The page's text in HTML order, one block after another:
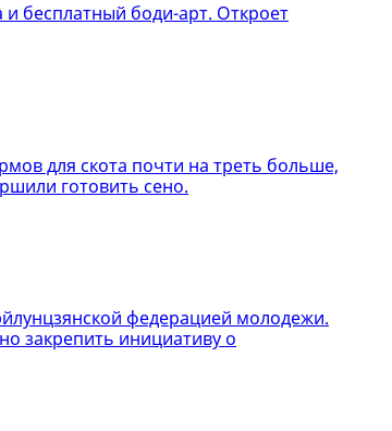
и бесплатный боди-арт. Откроет
для скота почти на треть больше,
готовить сено.
федерацией молодежи.
закрепить инициативу о